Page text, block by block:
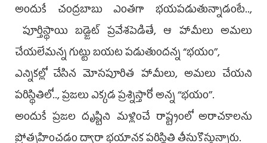
అందుకే చంద్రబాబు ఎంతగా భయపడుతున్నాడంటే..,
పూర్తిస్థాయి బడ్జెట్‌ ప్రవేశపెడితే, ఆ హామీలు అమలు
చేయలేమన్న గుట్టు బయట పడుతుందన్న “భయం’’,
ఎన్నికల్లో చేసిన మోసపూరిత హామీలు, అమలు చేయని
పరిస్థితిలో.., ప్రజలు ఎక్కడ ప్రశ్నిస్తారో అన్న ‘‘భయం’’.
అందుకే ప్రజల దృష్టిని మళ్లించే రాష్ట్రంలో అరాచకాలను